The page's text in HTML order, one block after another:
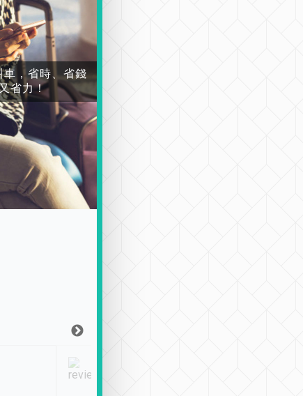
車，省時、省錢
省力！